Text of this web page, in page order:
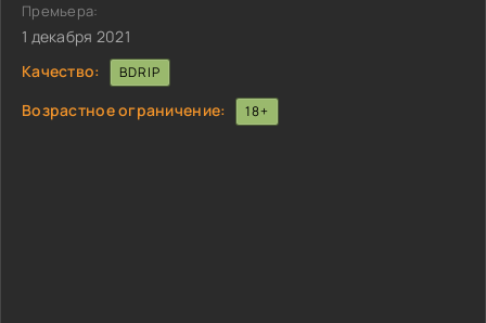
Премьера:
1 декабря 2021
Качество:
BDRIP
Возрастное ограничение: 18+